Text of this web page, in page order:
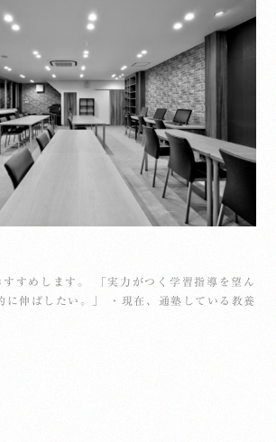
すすめします。 「実力がつく学習指導を望ん
に伸ばしたい。」 ・現在、通塾している教養